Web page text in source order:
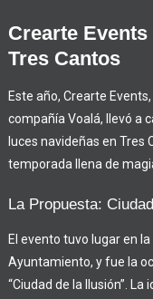
Crearte
Tres Cantos
Este año, Crearte
compañía Voalá, llevó a
luces navideñas en Tres
temporada llena de
La Propuesta:
El evento tuvo lugar en
Ayuntamiento, y fue la
“Ciudad de la Ilusión”.